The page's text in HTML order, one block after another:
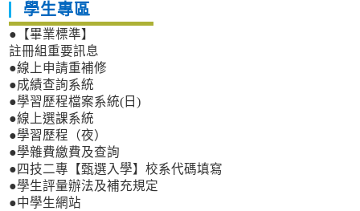
學生專區
●【畢業標準】
註冊組重要訊息
●線上申請重補修
●成績查詢系統
●學習歷程檔案系統(日)
●線上選課系統
●學習歷程（夜）
●學雜費繳費及查詢
●四技二專【甄選入學】校系代碼填寫
●學生評量辦法及補充規定
●中學生網站